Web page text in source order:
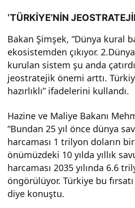
‘TÜRKİYE’NİN
Bakan Şimşek, “Dünya kural
ekosistemden çıkıyor.
kurulan sistem şu anda
jeostratejik önemi arttı.
hazırlıklı” ifadelerini kullandı.
Hazine ve Maliye Bakanı
“Bundan 25 yıl önce dünya
harcaması 1 trilyon doların
önümüzdeki 10 yılda yıllık
harcaması 2035 yılında 6.6
öngörülüyor. Türkiye bu
diye konuştu.
6
Yılın
da
Yüz
de
20’n
Altı